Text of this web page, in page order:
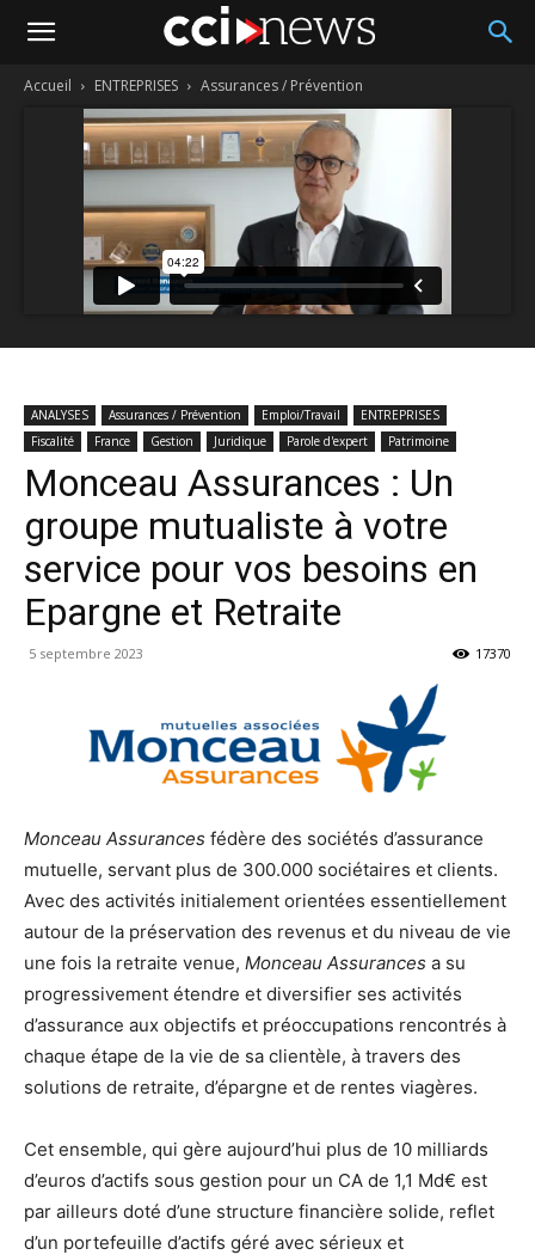
Accueil ENTREPRISES Assurances / Prévention
ANALYSES Assurances / Prévention Emploi/Travail
ENTREPRISES
Fiscalité
France Gestion Juridique Parole d'expert Patrimoine
Monceau Assurances : Un
groupe mutualiste à votre
service pour vos besoins en
Epargne et Retraite
5 septembre 2023 17370
Monceau Assurances fédère des sociétés d’assurance
mutuelle, servant plus de 300.000 sociétaires et clients.
Avec des activités initialement orientées essentiellement
autour de la préservation des revenus et du niveau de vie
une fois la retraite venue, Monceau Assurances a su
progressivement étendre et diversifier ses activités
d’assurance aux objectifs et préoccupations rencontrés à
chaque étape de la vie de sa clientèle, à travers des
solutions de retraite, d’épargne et de rentes viagères.
Cet ensemble, qui gère aujourd’hui plus de 10 milliards
d’euros d’actifs sous gestion pour un CA de 1,1 Md€ est
par ailleurs doté d’une structure financière solide, reflet
d’un portefeuille d’actifs géré avec sérieux et